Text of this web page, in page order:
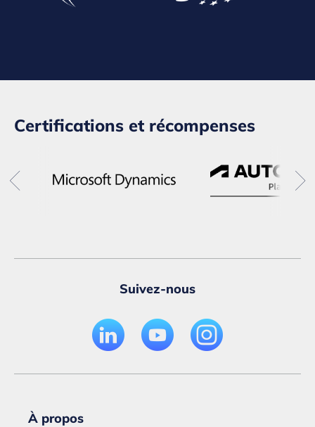
Certifications et récompenses
Suivez-nous
À propos